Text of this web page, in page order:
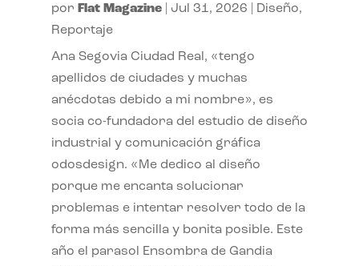
por Flat Magazine| Jul 31, 2026 Diseño,
Reportaje
Ana Segovia Ciudad Real, «tengo
apellidos de ciudades y muchas
anécdotas debido a mi nombre», es
socia co-fundadora del estudio de diseño
industrial y comunicación gráfica
odosdesign. «Me dedico al diseño
porque me encanta solucionar
problemas e intentar resolver todo de la
forma más sencilla y bonita posible. Este
año el parasol Ensombra de Gandia